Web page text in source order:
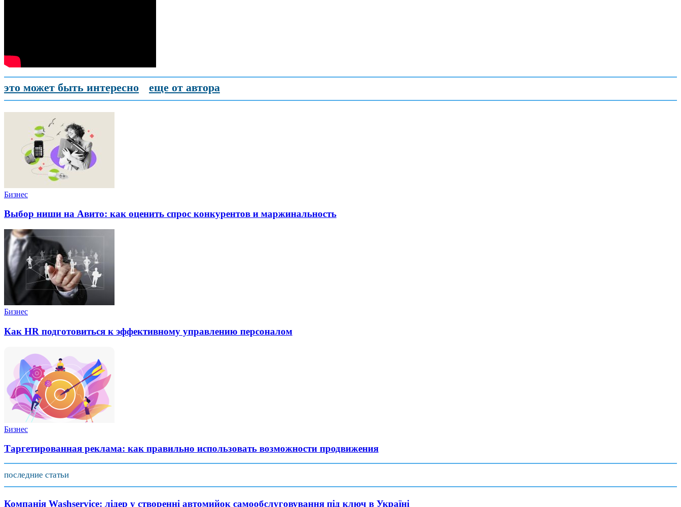
это может быть интересно еще от автора
Бизнес
Выбор ниши на Авито: как оценить спрос конкурентов и маржинальность
Бизнес
Как HR подготовиться к эффективному управлению персоналом
Бизнес
Таргетированная реклама: как правильно использовать возможности продвижения
последние статьи
Компанія Washservice: лідер у створенні автомийок самообслуговування під ключ в Україні